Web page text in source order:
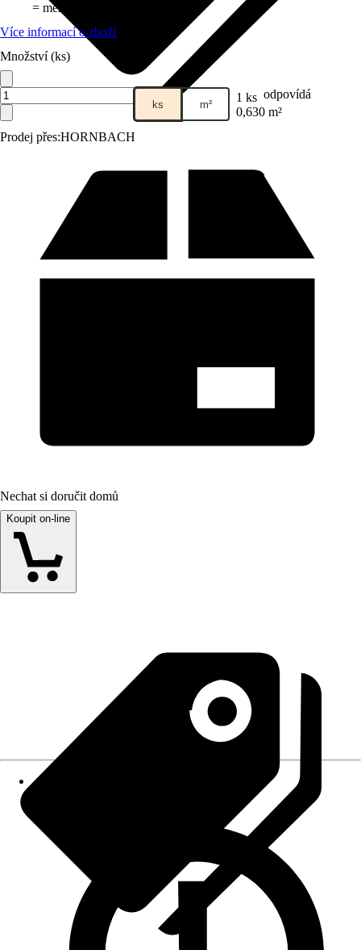
Prodej přes:HORNBACH
= méně čištění
Více informací o zboží
Množství (ks)
ks m² 1 ks odpovídá
0,630 m²
Nechat si doručit domů
Koupit on-line